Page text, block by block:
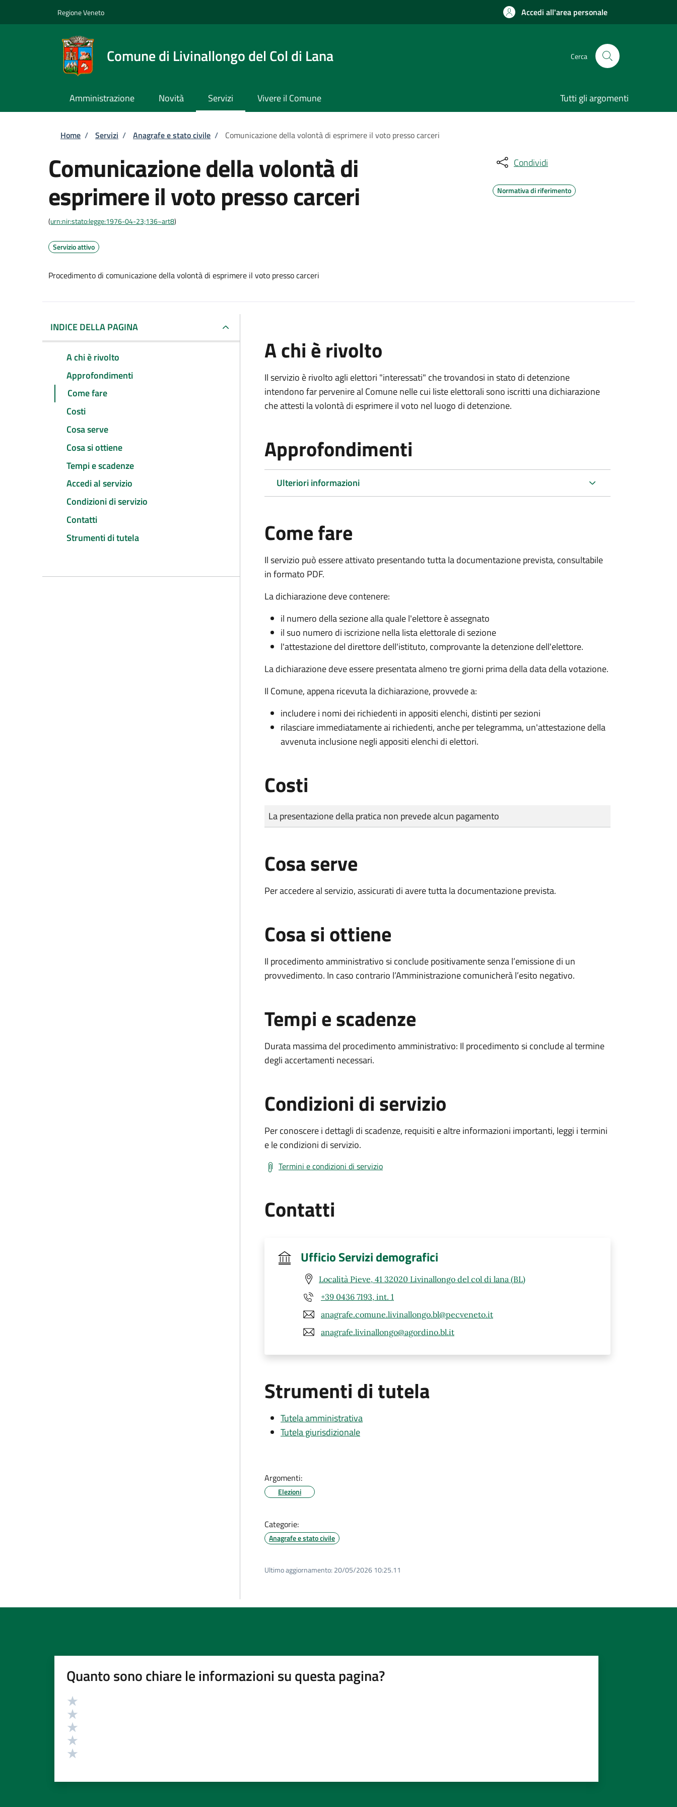
Regione Veneto Accedi all'area personale
Comune di Livinallongo del Col di Lana Cerca
Amministrazione Novità Servizi Vivere il Comune Tutti gli argomenti
Briciole di pane
Home / Servizi / Anagrafe e stato civile / Comunicazione della volontà di esprimere il voto presso carceri
Comunicazione della volontà di
esprimere il voto presso carceri
(urn:nir:stato:legge:1976-04-23;136~art8)
Servizio attivo
Procedimento di comunicazione della volontà di esprimere il voto presso carceri
Condividi
Normativa di riferimento
INDICE DELLA PAGINA
A chi è rivolto
Approfondimenti
Come fare
Costi
Cosa serve
Cosa si ottiene
Tempi e scadenze
Accedi al servizio
Condizioni di servizio
Contatti
Strumenti di tutela
A chi è rivolto
Il servizio è rivolto agli elettori "interessati" che trovandosi in stato di detenzione
intendono far pervenire al Comune nelle cui liste elettorali sono iscritti una dichiarazione
che attesti la volontà di esprimere il voto nel luogo di detenzione.
Approfondimenti
Ulteriori informazioni
Come fare
Il servizio può essere attivato presentando tutta la documentazione prevista, consultabile
in formato PDF.
La dichiarazione deve contenere:
il numero della sezione alla quale l'elettore è assegnato
il suo numero di iscrizione nella lista elettorale di sezione
l'attestazione del direttore dell'istituto, comprovante la detenzione dell'elettore.
La dichiarazione deve essere presentata almeno tre giorni prima della data della votazione.
Il Comune, appena ricevuta la dichiarazione, provvede a:
includere i nomi dei richiedenti in appositi elenchi, distinti per sezioni
rilasciare immediatamente ai richiedenti, anche per telegramma, un'attestazione della
avvenuta inclusione negli appositi elenchi di elettori.
Costi
Tipo di pagamento
Importo
La presentazione della pratica non prevede alcun pagamento
Cosa serve
Per accedere al servizio, assicurati di avere tutta la documentazione prevista.
Cosa si ottiene
Il procedimento amministrativo si conclude positivamente senza l’emissione di un
provvedimento. In caso contrario l’Amministrazione comunicherà l’esito negativo.
Tempi e scadenze
Durata massima del procedimento amministrativo: Il procedimento si conclude al termine
degli accertamenti necessari.
Condizioni di servizio
Per conoscere i dettagli di scadenze, requisiti e altre informazioni importanti, leggi i termini
e le condizioni di servizio.
Termini e condizioni di servizio
Contatti
Ufficio Servizi demografici
Località Pieve, 41 32020 Livinallongo del col di lana (BL)
+39 0436 7193, int. 1
anagrafe.comune.livinallongo.bl@pecveneto.it
anagrafe.livinallongo@agordino.bl.it
Strumenti di tutela
Tutela amministrativa
Tutela giurisdizionale
Argomenti:
Elezioni
Categorie:
Anagrafe e stato civile
Ultimo aggiornamento: 20/05/2026 10:25.11
Quanto sono chiare le informazioni su questa pagina?
Valutazione